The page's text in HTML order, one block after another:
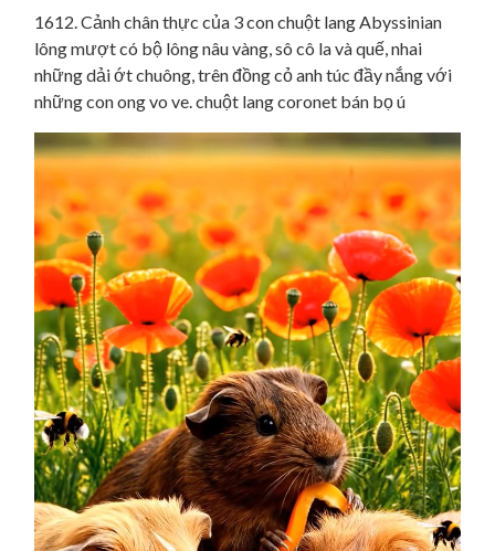
1612. Cảnh chân thực của 3 con chuột lang Abyssinian
lông mượt có bộ lông nâu vàng, sô cô la và quế, nhai
những dải ớt chuông, trên đồng cỏ anh túc đầy nắng với
những con ong vo ve. chuột lang coronet bán bọ ú